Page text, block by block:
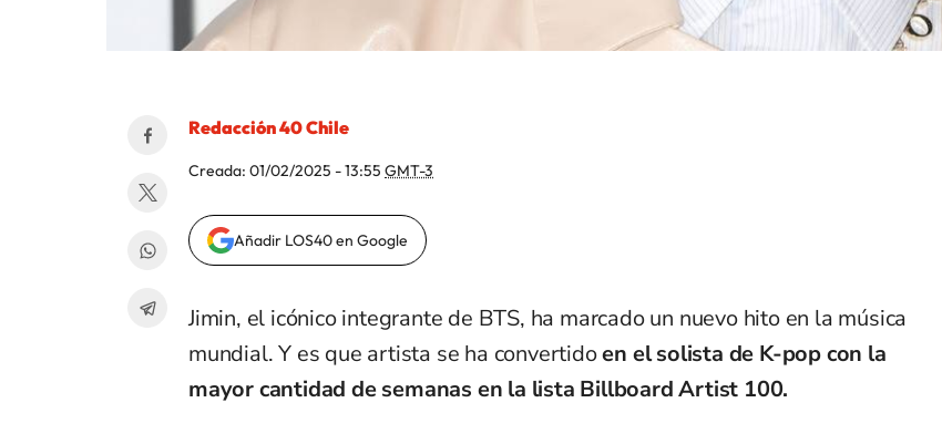
Redacción 40 Chile
Creada: 01/02/2025 - 13:55 GMT-3
Añadir LOS40 en Google
Jimin, el icónico integrante de BTS, ha marcado un nuevo hito en la música
mundial. Y es que artista se ha convertidoen el solista de K-pop con la
mayor cantidad de semanas en la lista Billboard Artist 100.